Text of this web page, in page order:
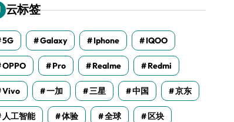
云标签
5G Galaxy Iphone IQOO
OPPO Pro Realme Redmi
Vivo 一加 三星 中国 京东
人工智能 体验 全球 区块